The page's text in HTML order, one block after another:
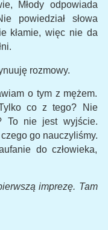
Młody odpowiada
powiedział słowa
kłamie, więc nie da
rozmowy.
o tym z mężem.
co z tego? Nie
To nie jest wyjście.
go nauczyliśmy.
do człowieka,
imprezę. Tam